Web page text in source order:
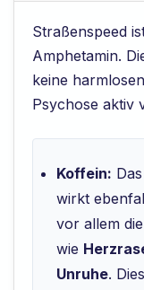
Straßenspeed
Amphetamin.
keine
Psychose aktiv
Koffein:
wirkt
vor allem
wie
Unruhe.